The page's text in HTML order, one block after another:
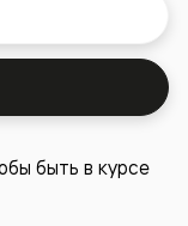
быть в курсе